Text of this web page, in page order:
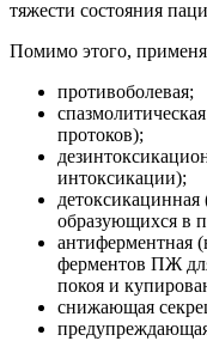
тяжести состояния
Помимо этого,
противоболевая;
протоков);
интоксикации);
образующихся в
антиферментная
ферментов ПЖ
покоя и
снижающая